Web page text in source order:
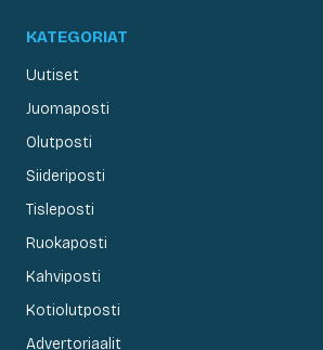
KATEGORIAT
Uutiset
Juomaposti
Olutposti
Siideriposti
Tisleposti
Ruokaposti
Kahviposti
Kotiolutposti
Advertoriaalit